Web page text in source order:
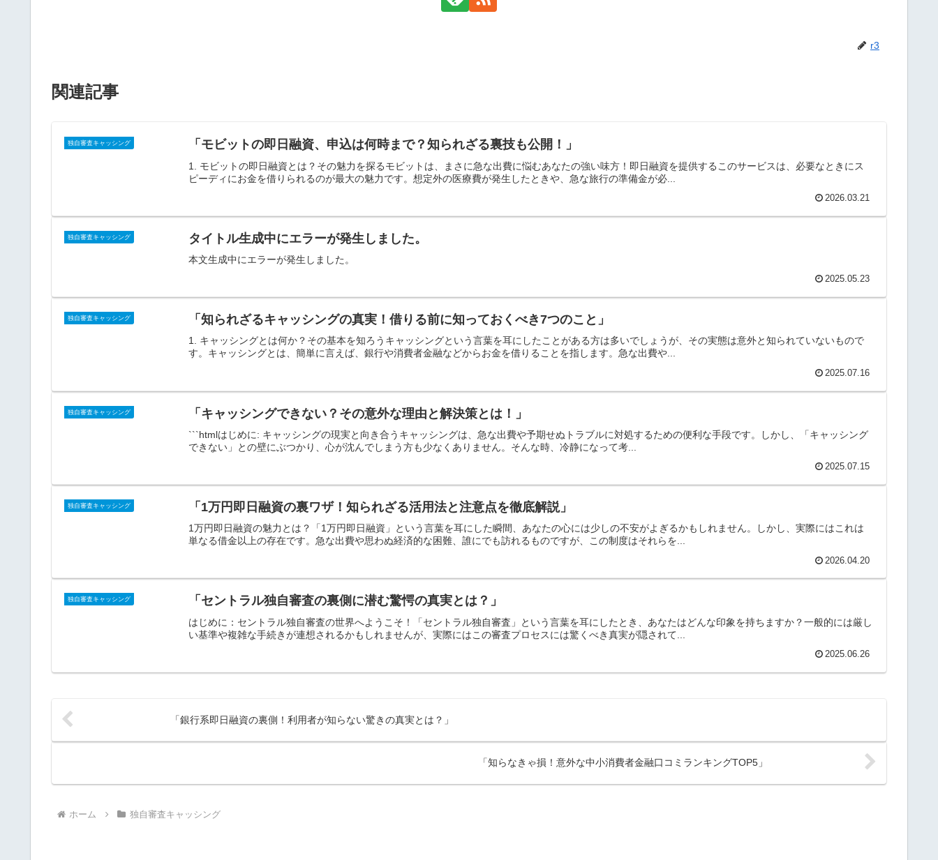
r3
関連記事
独自審査キャッシング 「モビットの即日融資、申込は何時まで？知られざる裏技も公開！」
1. モビットの即日融資とは？その魅力を探るモビットは、まさに急な出費に悩むあなたの強い味方！即日融資を提供するこのサービスは、必要なときにス
ピーディにお金を借りられるのが最大の魅力です。想定外の医療費が発生したときや、急な旅行の準備金が必...
2026.03.21
独自審査キャッシング タイトル生成中にエラーが発生しました。
本文生成中にエラーが発生しました。
2025.05.23
独自審査キャッシング 「知られざるキャッシングの真実！借りる前に知っておくべき7つのこと」
1. キャッシングとは何か？その基本を知ろうキャッシングという言葉を耳にしたことがある方は多いでしょうが、その実態は意外と知られていないもので
す。キャッシングとは、簡単に言えば、銀行や消費者金融などからお金を借りることを指します。急な出費や...
2025.07.16
独自審査キャッシング 「キャッシングできない？その意外な理由と解決策とは！」
```htmlはじめに: キャッシングの現実と向き合うキャッシングは、急な出費や予期せぬトラブルに対処するための便利な手段です。しかし、「キャッシング
できない」との壁にぶつかり、心が沈んでしまう方も少なくありません。そんな時、冷静になって考...
2025.07.15
独自審査キャッシング 「1万円即日融資の裏ワザ！知られざる活用法と注意点を徹底解説」
1万円即日融資の魅力とは？「1万円即日融資」という言葉を耳にした瞬間、あなたの心には少しの不安がよぎるかもしれません。しかし、実際にはこれは
単なる借金以上の存在です。急な出費や思わぬ経済的な困難、誰にでも訪れるものですが、この制度はそれらを...
2026.04.20
独自審査キャッシング 「セントラル独自審査の裏側に潜む驚愕の真実とは？」
はじめに：セントラル独自審査の世界へようこそ！「セントラル独自審査」という言葉を耳にしたとき、あなたはどんな印象を持ちますか？一般的には厳し
い基準や複雑な手続きが連想されるかもしれませんが、実際にはこの審査プロセスには驚くべき真実が隠されて...
2025.06.26
「銀行系即日融資の裏側！利用者が知らない驚きの真実とは？」
「知らなきゃ損！意外な中小消費者金融口コミランキングTOP5」
ホーム 独自審査キャッシング